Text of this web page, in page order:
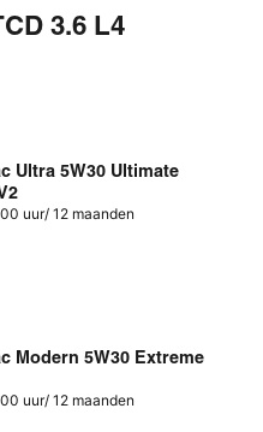
3.6 L4
Ultra 5W30 Ultimate
uur/ 12 maanden
Modern 5W30 Extreme
uur/ 12 maanden